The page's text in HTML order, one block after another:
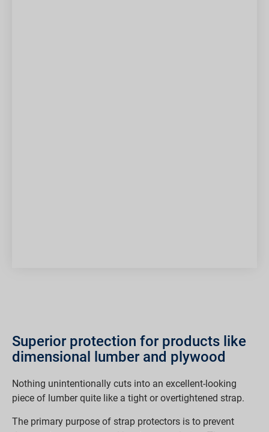
Superior protection for products like
dimensional lumber and plywood
Nothing unintentionally cuts into an excellent-looking
piece of lumber quite like a tight or overtightened strap.
The primary purpose of strap protectors is to prevent